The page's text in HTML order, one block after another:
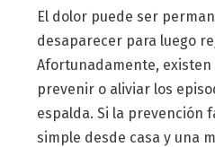
El dolor puede ser
desaparecer para luego
Afortunadamente, existen
prevenir o aliviar los
espalda. Si la prevención
simple desde casa y una